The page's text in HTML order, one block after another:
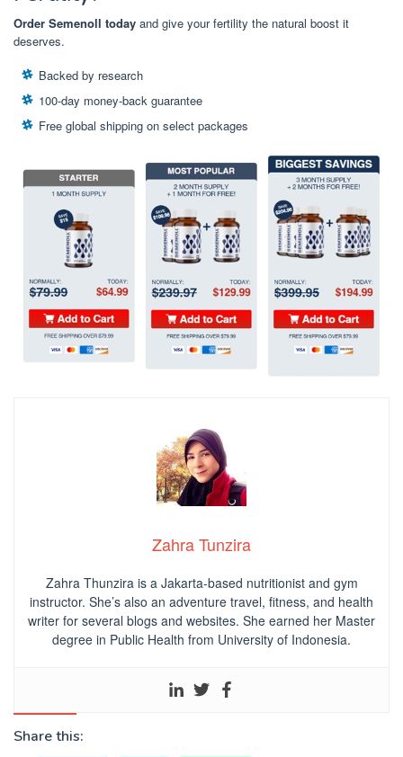
Order Semenoll today and give your fertility the natural boost it
deserves.
Backed by research
100-day money-back guarantee
Free global shipping on select packages
Zahra Tunzira
Zahra Thunzira is a Jakarta-based nutritionist and gym
instructor. She’s also an adventure travel, fitness, and health
writer for several blogs and websites. She earned her Master
degree in Public Health from University of Indonesia.
Share this: